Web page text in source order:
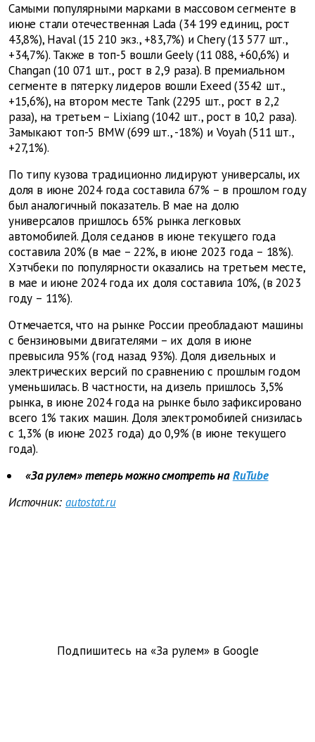
Самыми популярными марками в массовом сегменте в
июне стали отечественная Lada (34 199 единиц, рост
43,8%), Haval (15 210 экз., +83,7%) и Chery (13 577 шт.,
+34,7%). Также в топ-5 вошли Geely (11 088, +60,6%) и
Changan (10 071 шт., рост в 2,9 раза). В премиальном
сегменте в пятерку лидеров вошли Exeed (3542 шт.,
+15,6%), на втором месте Tank (2295 шт., рост в 2,2
раза), на третьем – Lixiang (1042 шт., рост в 10,2 раза).
Замыкают топ-5 BMW (699 шт., -18%) и Voyah (511 шт.,
+27,1%).
По типу кузова традиционно лидируют универсалы, их
доля в июне 2024 года составила 67% – в прошлом году
был аналогичный показатель. В мае на долю
универсалов пришлось 65% рынка легковых
автомобилей. Доля седанов в июне текущего года
составила 20% (в мае – 22%, в июне 2023 года – 18%).
Хэтчбеки по популярности оказались на третьем месте,
в мае и июне 2024 года их доля составила 10%, (в 2023
году – 11%).
Отмечается, что на рынке России преобладают машины
с бензиновыми двигателями – их доля в июне
превысила 95% (год назад 93%). Доля дизельных и
электрических версий по сравнению с прошлым годом
уменьшилась. В частности, на дизель пришлось 3,5%
рынка, в июне 2024 года на рынке было зафиксировано
всего 1% таких машин. Доля электромобилей снизилась
с 1,3% (в июне 2023 года) до 0,9% (в июне текущего
года).
«За рулем» теперь можно смотреть наRuTube
Источник: autostat.ru
Подпишитесь на «За рулем» в Google